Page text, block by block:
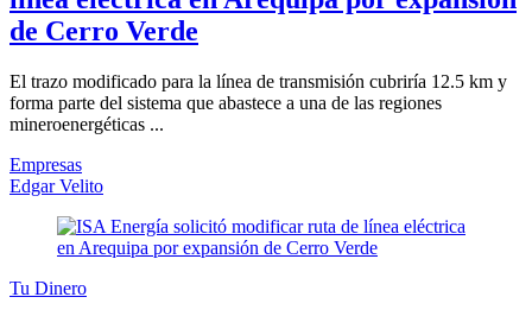
de Cerro Verde
El trazo modificado para la línea de transmisión cubriría 12.5 km y
forma parte del sistema que abastece a una de las regiones
mineroenergéticas ...
Empresas
Edgar Velito
Tu Dinero